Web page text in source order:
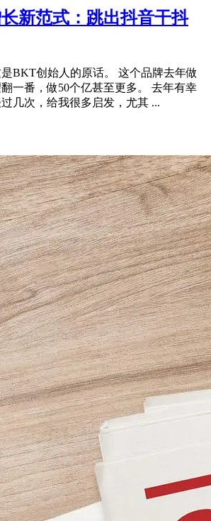
新范式：跳出抖音干抖
BKT创始人的原话。 这个品牌去年做
一番，做50个亿甚至更多。 去年有幸
几次，给我很多启发，尤其 ...